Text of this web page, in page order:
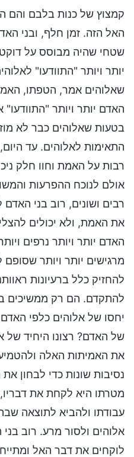
קמצוץ של כנות בלבם והם
האל הזה. זמן חלף, ובני
שטחי שהיה מבוסס על
יותר ויותר "התוודעו"
שאלוהים אמר, הטפתו,
האדם יותר ויותר
בטעות שאלוהים כבר לא
התאימות לאלוהים. עד
רבות על האמת וחוו חלק
אולם לנוכח ההפרעות
רבים ושונים, רוב בני האדם
את האמת, ולא יכולים
האדם יותר ויותר נרפים
מרגישים יותר ויותר
להחזיק כלל ברעיונות
להתקדם. הם רק ממשיכים
יחסו של אלוהים כלפי
של האדם? רצונו היחיד של
את האמיתות האלה
נסיבות שונות כדי לבחון
מטרתו היא לקחת את
עבודתו ולהביא לתוצאה
אלוהים ולסור מרע. רוב
לוקחים את דבר האל